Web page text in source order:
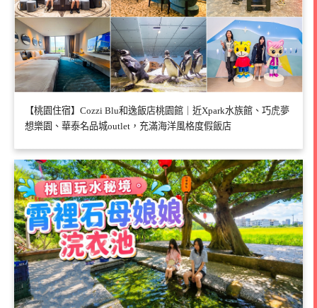
【桃園住宿】Cozzi Blu和逸飯店桃園館｜近Xpark水族館、巧虎夢
想樂園、華泰名品城outlet，充滿海洋風格度假飯店